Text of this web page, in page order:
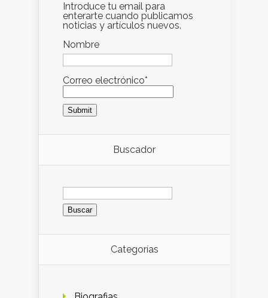
Introduce tu email para
enterarte cuando publicamos
noticias y artículos nuevos.
Nombre
Correo electrónico*
Buscador
Buscar:
Categorías